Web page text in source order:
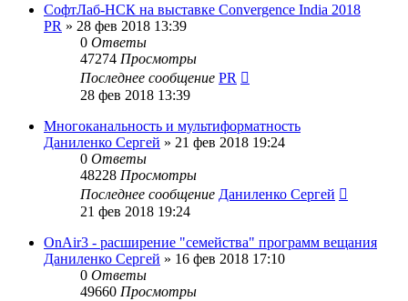
СофтЛаб-НСК на выставке Convergence India 2018
PR » 28 фев 2018 13:39
0 Ответы
47274 Просмотры
Последнее сообщение PR
28 фев 2018 13:39
Многоканальность и мультиформатность
Даниленко Сергей » 21 фев 2018 19:24
0 Ответы
48228 Просмотры
Последнее сообщение Даниленко Сергей
21 фев 2018 19:24
OnAir3 - расширение "семейства" программ вещания
Даниленко Сергей » 16 фев 2018 17:10
0 Ответы
49660 Просмотры